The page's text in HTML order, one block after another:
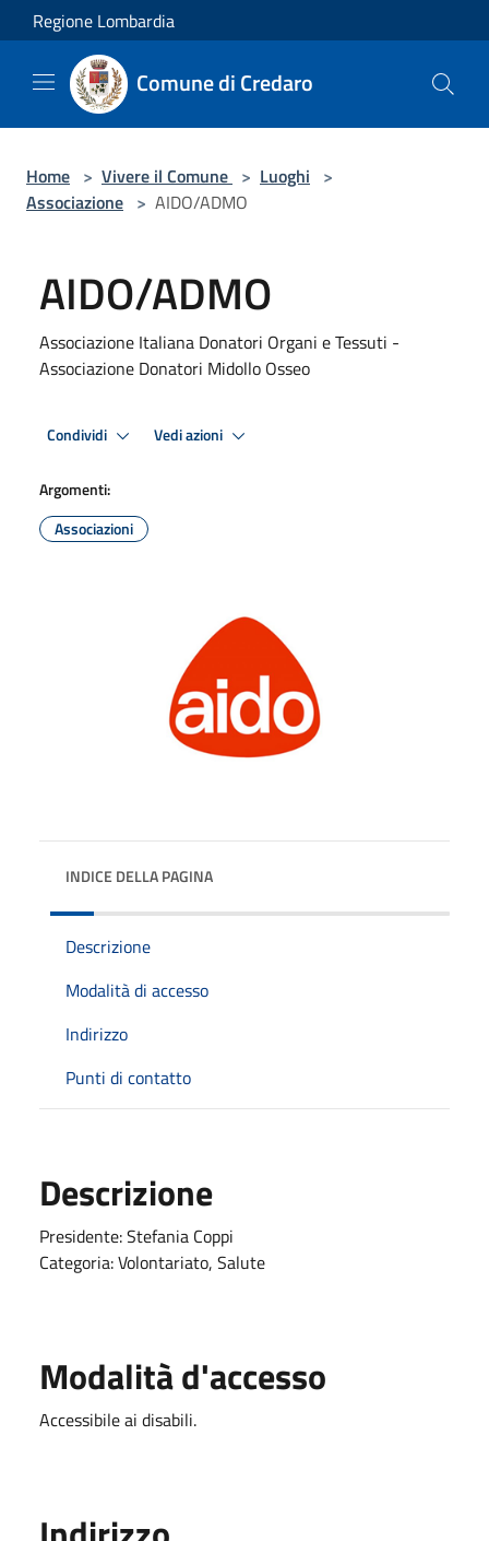
Salta al contenuto principale
Regione Lombardia
Comune di Credaro
Home > Vivere il Comune > Luoghi >
Associazione > AIDO/ADMO
AIDO/ADMO
Associazione Italiana Donatori Organi e Tessuti -
Associazione Donatori Midollo Osseo
Condividi Vedi azioni
Argomenti:
Associazioni
INDICE DELLA PAGINA
Descrizione
Modalità di accesso
Indirizzo
Punti di contatto
Descrizione
Presidente: Stefania Coppi
Categoria: Volontariato, Salute
Modalità d'accesso
Accessibile ai disabili.